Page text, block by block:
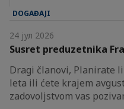
DOGAĐAJI
24 јул 2026
Susret preduzetnika
Dragi članovi, Planirate
leta ili ćete krajem
zadovoljstvom vas